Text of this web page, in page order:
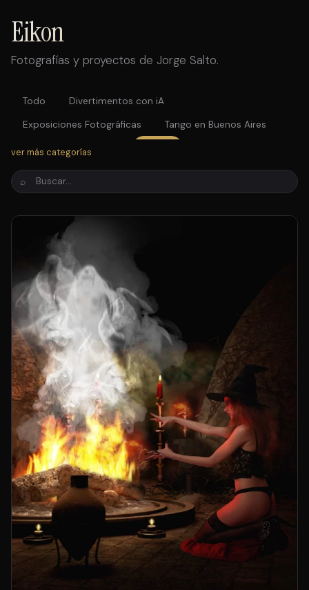
Eikon
Fotografías y proyectos de Jorge Salto.
Todo
Divertimentos con iA
Exposiciones Fotográficas
Tango en Buenos Aires
Tango en el Congreso
Paleta de pintores
Julio Bocca Fotos antiguas
ver más categorías